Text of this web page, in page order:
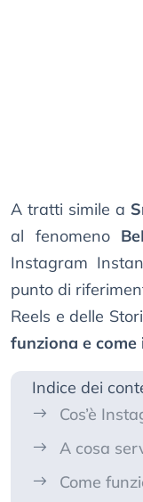
A tratti simile a
al fenomeno
Instagram
punto di
Reels e delle
funziona e
Indice dei
Cos’è
A cosa
Come